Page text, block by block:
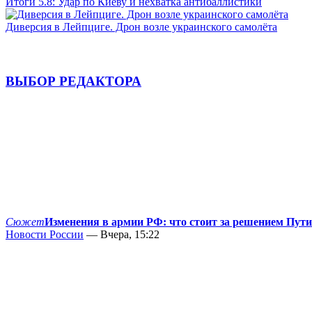
Диверсия в Лейпциге. Дрон возле украинского самолёта
ВЫБОР РЕДАКТОРА
СюжетИзменения в армии РФ: что стоит за решением
Новости России — Вчера, 15:22